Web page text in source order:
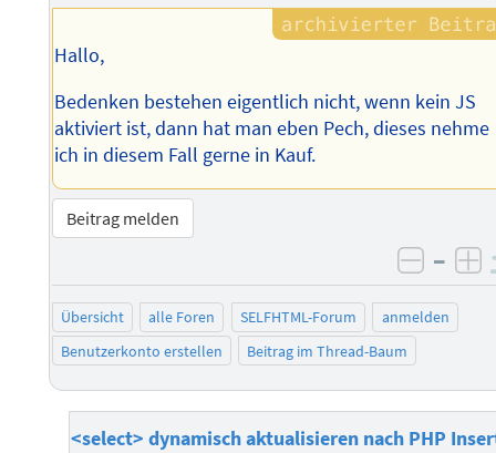
Hallo,
Bedenken bestehen eigentlich nicht, wenn kein JS
aktiviert ist, dann hat man eben Pech, dieses nehme
ich in diesem Fall gerne in Kauf.
Beitrag melden
–
Übersicht alle Foren SELFHTML-Forum
anmelden
Benutzerkonto erstellen
Beitrag im Thread-Baum
<select> dynamisch aktualisieren nach PHP